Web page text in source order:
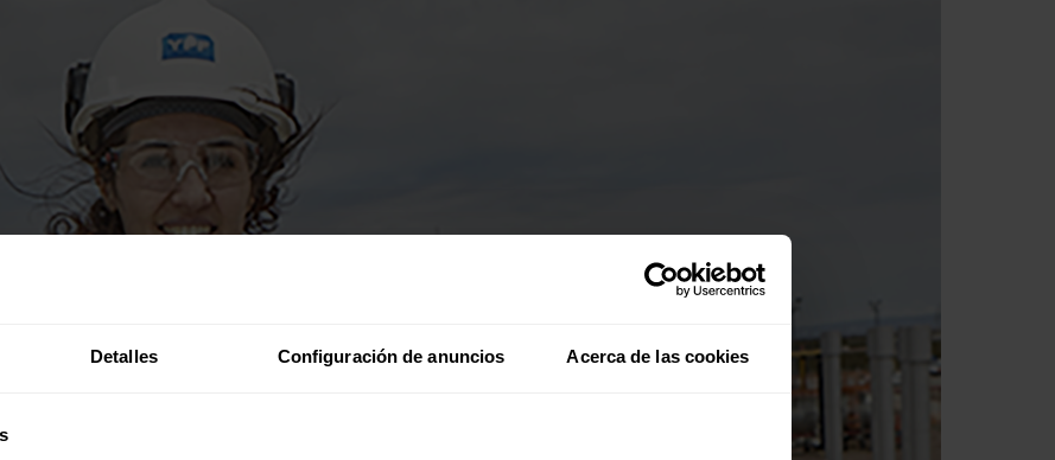
Detalles Configuración de anuncios Acerca de las cookies